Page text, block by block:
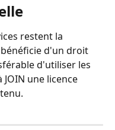
restent la
d'un droit
d'utiliser les
une licence